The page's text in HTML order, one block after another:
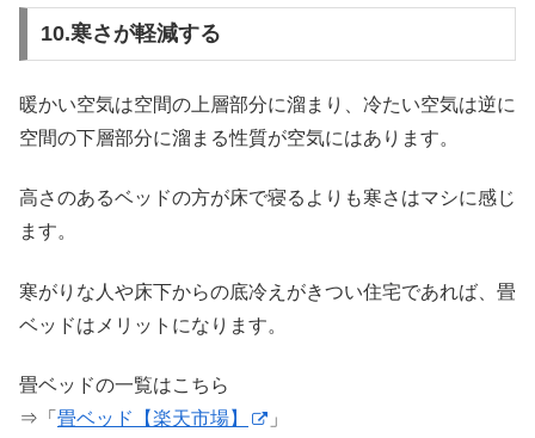
10.寒さが軽減する
暖かい空気は空間の上層部分に溜まり、冷たい空気は逆に
空間の下層部分に溜まる性質が空気にはあります。
高さのあるベッドの方が床で寝るよりも寒さはマシに感じ
ます。
寒がりな人や床下からの底冷えがきつい住宅であれば、畳
ベッドはメリットになります。
畳ベッドの一覧はこちら
⇒「 畳ベッド【楽天市場】 」